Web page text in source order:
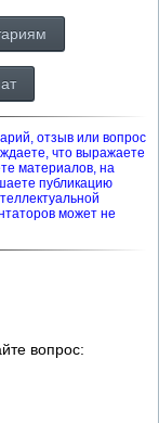
отзыв или вопрос
что выражаете
материалов, на
публикацию
может не
вопрос: